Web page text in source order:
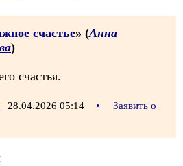
счастье» (Анна
)
счастья.
28.04.2026 05:14 •
Заявить о